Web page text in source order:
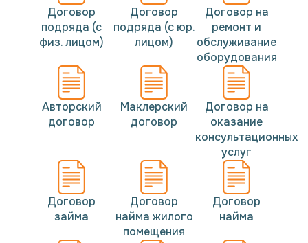
Договор
подряда (с
физ. лицом)
Договор
подряда (с юр.
лицом)
Договор на
ремонт и
обслуживание
оборудования
Авторский
договор
Маклерский
договор
Договор на
оказание
консультационных
услуг
Договор
займа
Договор
найма жилого
помещения
Договор
найма